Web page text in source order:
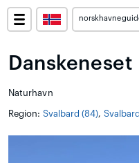
Danskeneset
Naturhavn
Region: Svalbard (84),